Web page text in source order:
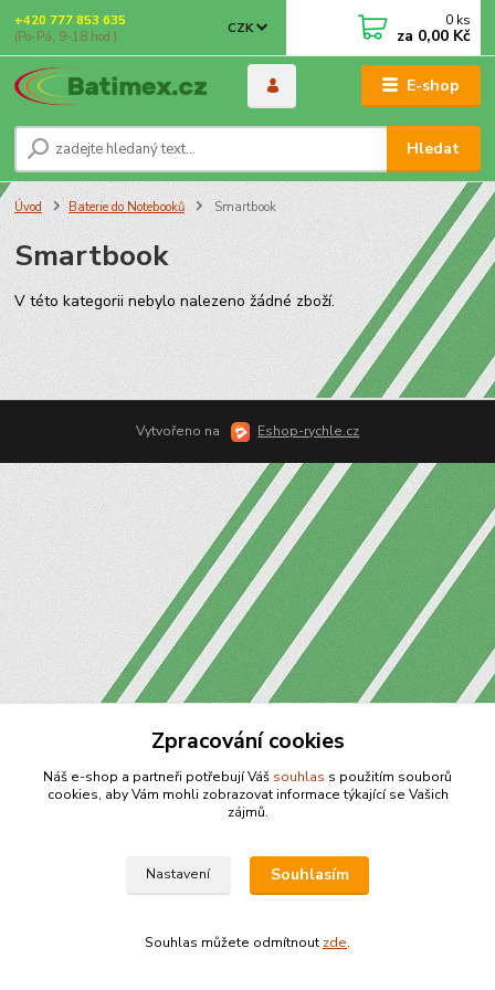
E-shop
CZK
Hledat
+420 777 853 635
(Po-Pá, 9-18 hod.)
0 ks
za 0,00 Kč
Úvod Baterie do Notebooků Smartbook
Smartbook
V této kategorii nebylo nalezeno žádné zboží.
Vytvořeno na Eshop-rychle.cz
Zpracování cookies
Náš e-shop a partneři potřebují Váš souhlas s použitím souborů
cookies, aby Vám mohli zobrazovat informace týkající se Vašich
zájmů.
Nastavení Souhlasím
Souhlas můžete odmítnout zde.